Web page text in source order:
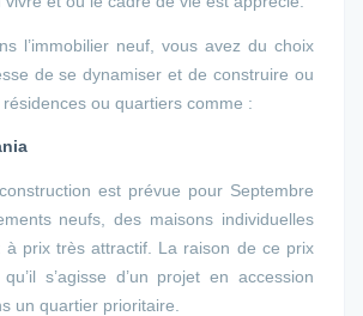
l’immobilier neuf, vous avez du choix
de se dynamiser et de construire ou
ou quartiers comme :
est prévue pour Septembre
neufs, des maisons individuelles
à prix très attractif. La raison de ce prix
s’agisse d’un projet en accession
un quartier prioritaire.